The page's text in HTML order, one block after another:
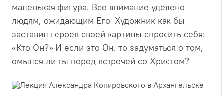
маленькая фигура. Все внимание уделено
людям, ожидающим Его. Художник как бы
заставил героев своей картины спросить себя:
«Кто Он?» И если это Он, то задуматься о том,
омылся ли ты перед встречей со Христом?